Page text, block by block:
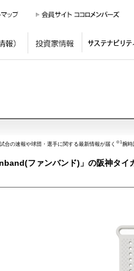
試合の速報や球団・選手に関する最新情報が届く ※1腕時
ファンバンド)」の阪神タイ